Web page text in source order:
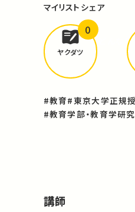
マイリスト シェア
どんな
ヤクダツ
0
#教育#東京大学正規
#教育学部・教育学研
講師